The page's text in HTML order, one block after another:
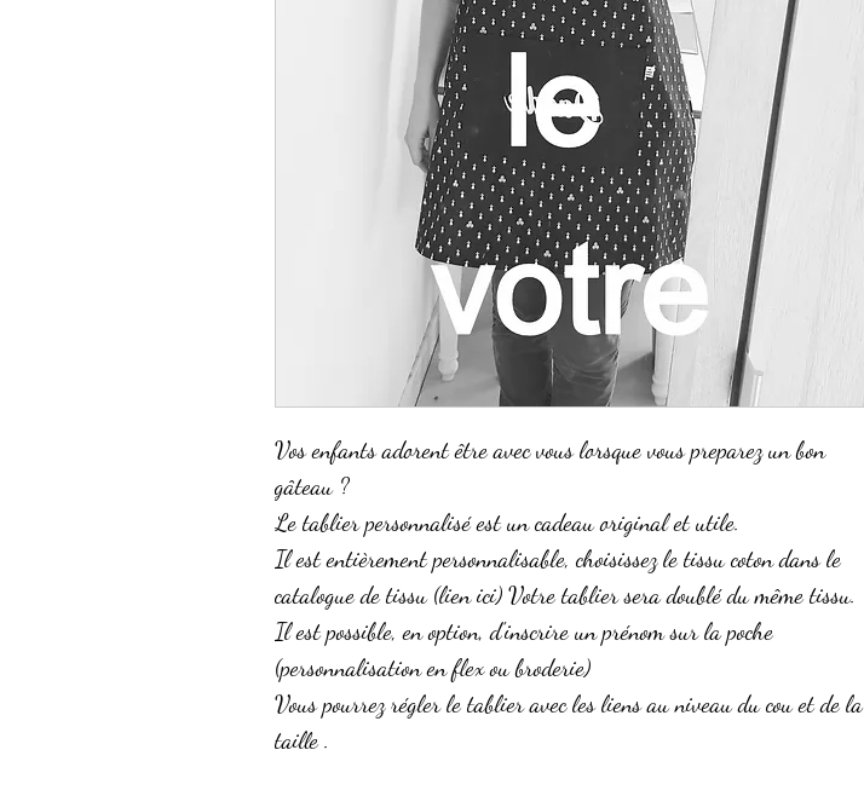
Vos enfants adorent être avec vous lorsque vous preparez un bon
gâteau ?
Le tablier personnalisé est un cadeau original et utile.
Il est entièrement personnalisable, choisissez le tissu coton dans le
catalogue de tissu (lien ici) Votre tablier sera doublé du même tissu.
Il est possible, en option, d'inscrire un prénom sur la poche
(personnalisation en flex ou broderie)
Vous pourrez régler le tablier avec les liens au niveau du cou et de la
taille .